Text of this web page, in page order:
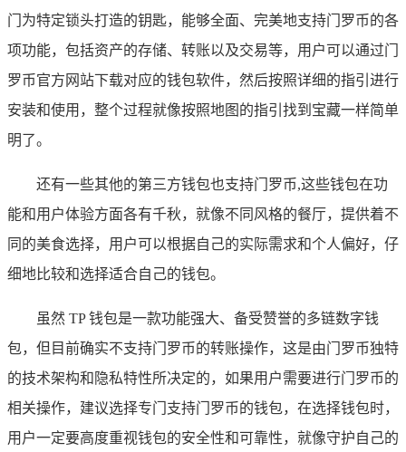
门为特定锁头打造的钥匙，能够全面、完美地支持门罗币的各
项功能，包括资产的存储、转账以及交易等，用户可以通过门
罗币官方网站下载对应的钱包软件，然后按照详细的指引进行
安装和使用，整个过程就像按照地图的指引找到宝藏一样简单
明了。
还有一些其他的第三方钱包也支持门罗币,这些钱包在功
能和用户体验方面各有千秋，就像不同风格的餐厅，提供着不
同的美食选择，用户可以根据自己的实际需求和个人偏好，仔
细地比较和选择适合自己的钱包。
虽然 TP 钱包是一款功能强大、备受赞誉的多链数字钱
包，但目前确实不支持门罗币的转账操作，这是由门罗币独特
的技术架构和隐私特性所决定的，如果用户需要进行门罗币的
相关操作，建议选择专门支持门罗币的钱包，在选择钱包时，
用户一定要高度重视钱包的安全性和可靠性，就像守护自己的